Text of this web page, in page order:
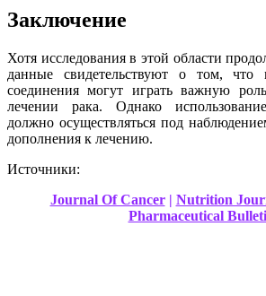
Заключение
Хотя исследования в этой области
данные свидетельствуют о том, что
соединения могут играть важную
лечении рака. Однако
должно осуществляться под
дополнения к лечению.
Источники:
Journal Of Cancer| Nutrition
Pharmaceutical